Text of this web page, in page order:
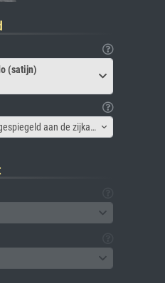
(satijn)
Canvas lijst - Afbeelding gespiegeld aan de zijkant